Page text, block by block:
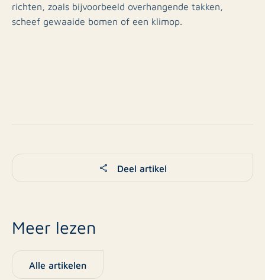
richten, zoals bijvoorbeeld overhangende takken,
scheef gewaaide bomen of een klimop.
Deel artikel
Meer lezen
Alle artikelen